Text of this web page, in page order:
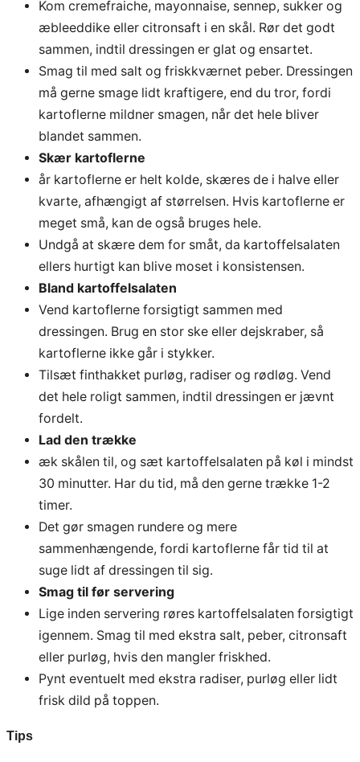
Kom cremefraiche, mayonnaise, sennep, sukker og
æbleeddike eller citronsaft i en skål. Rør det godt
sammen, indtil dressingen er glat og ensartet.
Smag til med salt og friskkværnet peber. Dressingen
må gerne smage lidt kraftigere, end du tror, fordi
kartoflerne mildner smagen, når det hele bliver
blandet sammen.
Skær kartoflerne
år kartoflerne er helt kolde, skæres de i halve eller
kvarte, afhængigt af størrelsen. Hvis kartoflerne er
meget små, kan de også bruges hele.
Undgå at skære dem for småt, da kartoffelsalaten
ellers hurtigt kan blive moset i konsistensen.
Bland kartoffelsalaten
Vend kartoflerne forsigtigt sammen med
dressingen. Brug en stor ske eller dejskraber, så
kartoflerne ikke går i stykker.
Tilsæt finthakket purløg, radiser og rødløg. Vend
det hele roligt sammen, indtil dressingen er jævnt
fordelt.
Lad den trække
æk skålen til, og sæt kartoffelsalaten på køl i mindst
30 minutter. Har du tid, må den gerne trække 1-2
timer.
Det gør smagen rundere og mere
sammenhængende, fordi kartoflerne får tid til at
suge lidt af dressingen til sig.
Smag til før servering
Lige inden servering røres kartoffelsalaten forsigtigt
igennem. Smag til med ekstra salt, peber, citronsaft
eller purløg, hvis den mangler friskhed.
Pynt eventuelt med ekstra radiser, purløg eller lidt
frisk dild på toppen.
Tips